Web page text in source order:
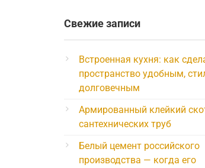
Свежие записи
Встроенная кухня: как
пространство удобным,
долговечным
Армированный клейкий
сантехнических труб
Белый цемент российского
производства — когда его